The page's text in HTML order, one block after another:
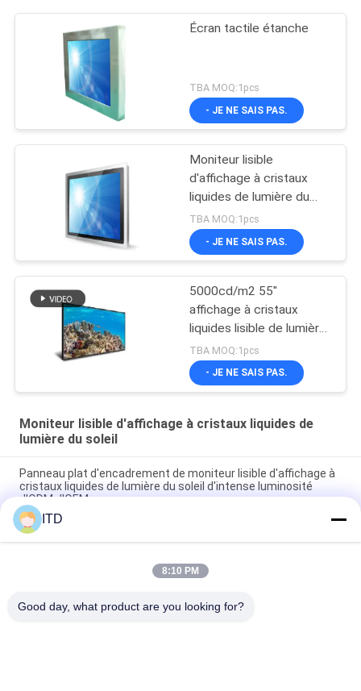
Écran tactile étanche
TBA MOQ:1pcs
- JE NE SAIS PAS.
Moniteur lisible
d'affichage à cristaux
liquides de lumière du
soleil de 1000 lentes,
affichage lisible de
lumière du jour
TBA MOQ:1pcs
- JE NE SAIS PAS.
5000cd/m2 55"
affichage à cristaux
liquides lisible de lumière
du soleil d'IPS surveillent
l'affichage fixé au mur
240W d'affichage à
TBA MOQ:1pcs
- JE NE SAIS PAS.
Moniteur lisible d'affichage à cristaux liquides de
lumière du soleil
Panneau plat d'encadrement de moniteur lisible d'affichage à
cristaux liquides de lumière du soleil d'intense luminosité
d'ODM d'OEM
IP65 HDMI a entré luminosité 1500 de moniteur de l'affichage à
cristaux liquides 4K l'intense dans 5000nits
55" écran LCD carré IPS 1500cd/m2 AGLR Digital Signage
ITD
8:10 PM
Good day, what product are you looking for?